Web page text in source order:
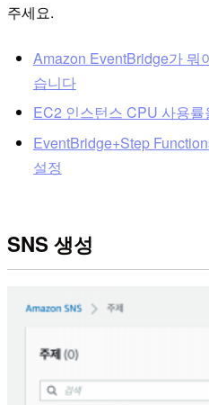
주세요.
Amazon EventBridge가 뭐
습니다
EC2 인스턴스 CPU 사용
EventBridge+Step
설정
SNS 생성